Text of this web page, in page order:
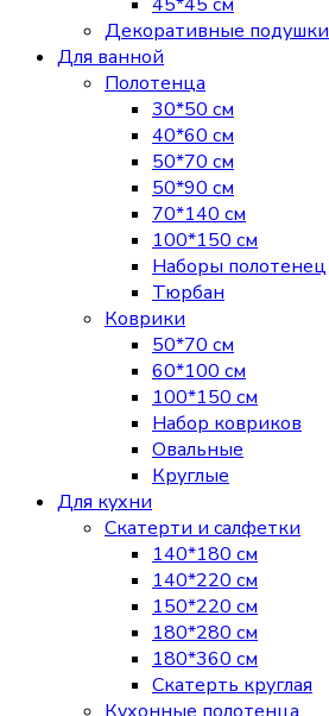
Декоративные подушки
Для ванной
Полотенца
30*50 см
40*60 см
50*70 см
50*90 см
70*140 см
100*150 см
Наборы полотенец
Тюрбан
Коврики
50*70 см
60*100 см
100*150 см
Набор ковриков
Овальные
Круглые
Для кухни
Скатерти и салфетки
140*180 см
140*220 см
150*220 см
180*280 см
180*360 см
Скатерть круглая